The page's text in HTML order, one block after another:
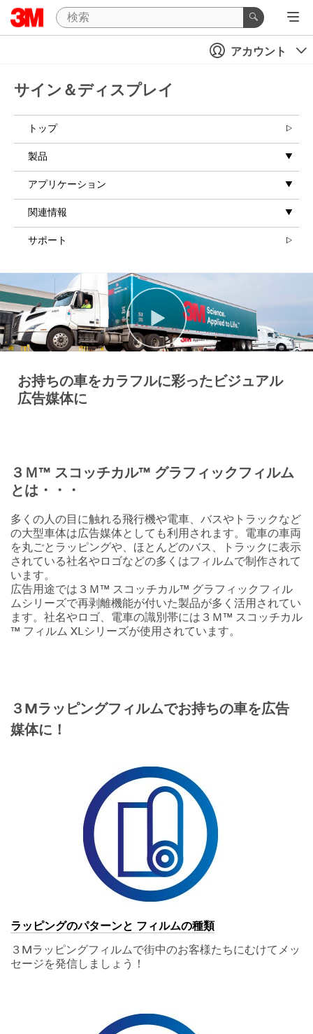
アカウント
サイン＆ディスプレイ
トップ
製品
アプリケーション
関連情報
サポート
お持ちの車をカラフルに彩ったビジュアル
広告媒体に
３Ｍ™ スコッチカル™ グラフィックフィルム
とは・・・
多くの人の目に触れる飛行機や電車、バスやトラックなど
の大型車体は広告媒体としても利用されます。電車の車両
を丸ごとラッピングや、ほとんどのバス、トラックに表示
されている社名やロゴなどの多くはフィルムで制作されて
います。
広告用途では３Ｍ™ スコッチカル™ グラフィックフィル
ムシリーズで再剥離機能が付いた製品が多く活用されてい
ます。社名やロゴ、電車の識別帯には３Ｍ™ スコッチカル
™ フィルム XLシリーズが使用されています。
３Mラッピングフィルムでお持ちの車を広告
媒体に！
ラッピングのパターンと フィルムの種類
３Mラッピングフィルムで街中のお客様たちにむけてメッ
セージを発信しましょう！